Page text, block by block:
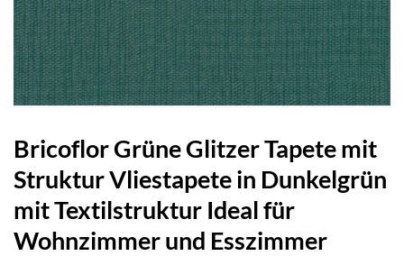
Bricoflor Grüne Glitzer Tapete mit
Struktur Vliestapete in Dunkelgrün
mit Textilstruktur Ideal für
Wohnzimmer und Esszimmer